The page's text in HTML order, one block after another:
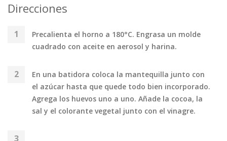
Direcciones
Precalienta el horno a 180°C. Engrasa un molde
cuadrado con aceite en aerosol y harina.
En una batidora coloca la mantequilla junto con
el azúcar hasta que quede todo bien incorporado.
Agrega los huevos uno a uno. Añade la cocoa, la
sal y el colorante vegetal junto con el vinagre.